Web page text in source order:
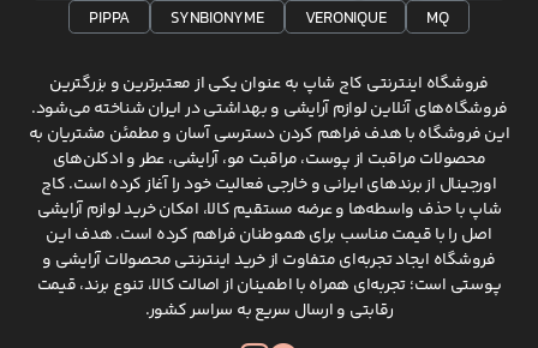
MQ
VERONIQUE
SYNBIONYME
PIPPA
فروشگاه اینترنتی کاج شاپ به عنوان یکی از معتبرترین و بزرگترین
فروشگاه‌های آنلاین لوازم آرایشی و بهداشتی در ایران شناخته می‌شود.
این فروشگاه با هدف فراهم کردن دسترسی آسان و مطمئن مشتریان به
محصولات مراقبت از پوست، مراقبت مو، آرایشی، عطر و ادکلن‌های
اورجینال از برندهای ایرانی و خارجی فعالیت خود را آغاز کرده است. کاج
شاپ با حذف واسطه‌ها و عرضه مستقیم کالا، امکان خرید لوازم آرایشی
اصل را با قیمت مناسب برای هموطنان فراهم کرده است. هدف این
فروشگاه ایجاد تجربه‌ای متفاوت از خرید اینترنتی محصولات آرایشی و
پوستی است؛ تجربه‌ای همراه با اطمینان از اصالت کالا، تنوع برند، قیمت
رقابتی و ارسال سریع به سراسر کشور.